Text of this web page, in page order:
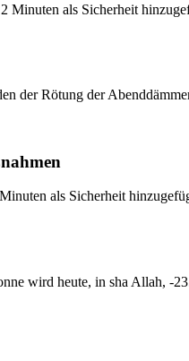
Minuten als Sicherheit
der Rötung der
als Sicherheit
wird heute, in sha Allah, -